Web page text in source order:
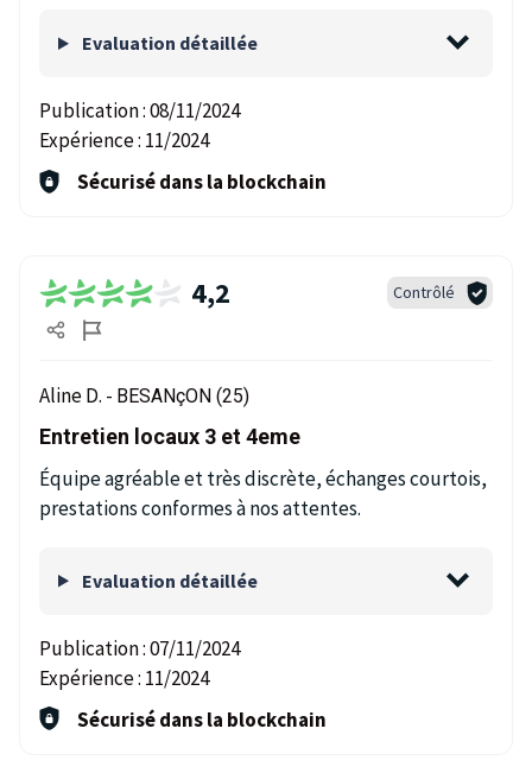
Evaluation détaillée
Publication :08/11/2024
Expérience : 11/2024
Sécurisé dans la blockchain
4,2 Contrôlé
Aline D. - BESANçON (25)
Entretien locaux 3 et 4eme
Équipe agréable et très discrète, échanges courtois,
prestations conformes à nos attentes.
Evaluation détaillée
Publication :07/11/2024
Expérience : 11/2024
Sécurisé dans la blockchain